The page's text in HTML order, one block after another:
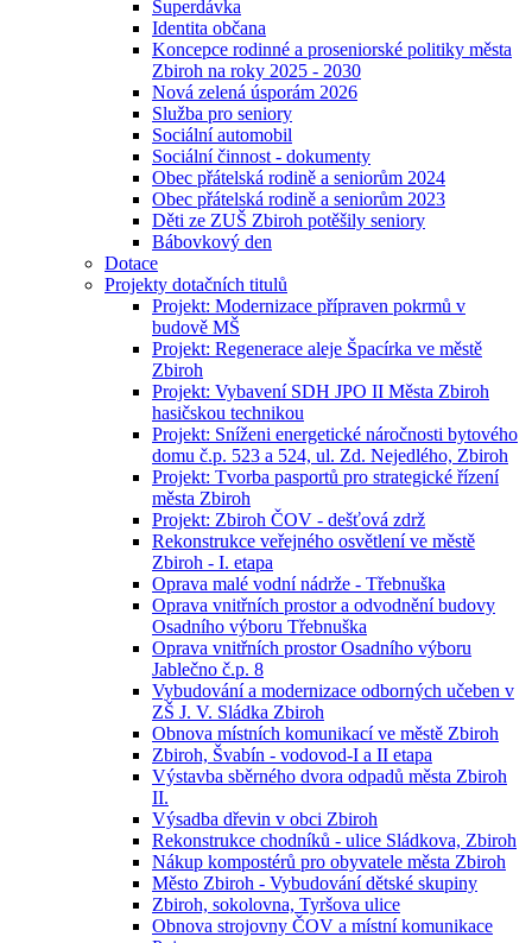
Superdávka
Identita občana
Koncepce rodinné a proseniorské politiky města
Zbiroh na roky 2025 - 2030
Nová zelená úsporám 2026
Služba pro seniory
Sociální automobil
Sociální činnost - dokumenty
Obec přátelská rodině a seniorům 2024
Obec přátelská rodině a seniorům 2023
Děti ze ZUŠ Zbiroh potěšily seniory
Bábovkový den
Dotace
Projekty dotačních titulů
Projekt: Modernizace přípraven pokrmů v
budově MŠ
Projekt: Regenerace aleje Špacírka ve městě
Zbiroh
Projekt: Vybavení SDH JPO II Města Zbiroh
hasičskou technikou
Projekt: Sníženi energetické náročnosti bytového
domu č.p. 523 a 524, ul. Zd. Nejedlého, Zbiroh
Projekt: Tvorba pasportů pro strategické řízení
města Zbiroh
Projekt: Zbiroh ČOV - dešťová zdrž
Rekonstrukce veřejného osvětlení ve městě
Zbiroh - I. etapa
Oprava malé vodní nádrže - Třebnuška
Oprava vnitřních prostor a odvodnění budovy
Osadního výboru Třebnuška
Oprava vnitřních prostor Osadního výboru
Jablečno č.p. 8
Vybudování a modernizace odborných učeben v
ZŠ J. V. Sládka Zbiroh
Obnova místních komunikací ve městě Zbiroh
Zbiroh, Švabín - vodovod-I a II etapa
Výstavba sběrného dvora odpadů města Zbiroh
II.
Výsadba dřevin v obci Zbiroh
Rekonstrukce chodníků - ulice Sládkova, Zbiroh
Nákup kompostérů pro obyvatele města Zbiroh
Město Zbiroh - Vybudování dětské skupiny
Zbiroh, sokolovna, Tyršova ulice
Obnova strojovny ČOV a místní komunikace